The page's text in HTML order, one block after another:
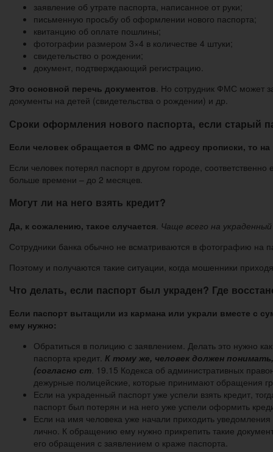
заявление об утрате паспорта, написанное от руки;
письменную просьбу об оформлении нового паспорта;
квитанцию об оплате пошлины;
фотографии размером 3×4 в количестве 4 штуки;
свидетельство о рождении;
документ, подтверждающий регистрацию.
Это основной перечь документов. Но сотрудник ФМС может
документы на детей (свидетельства о рождении) и др.
Сроки оформления нового паспорта, если старый
Если человек обращается в ФМС по адресу прописки, то
Если человек потерял паспорт в другом городе,
больше времени – до 2 месяцев.
Могут ли на него взять кредит?
Да, к сожалению, такое случается Чаще всего на
Сотрудники банка обычно не всматриваются в фотографию на
Поэтому и получаются такие ситуации, когда мошенники
Что делать, если паспорт был украден? Где
Если паспорт вытащили из кармана или украли вместе с
ему нужно:
Обратиться в полицию с заявлением. Делать это нужно
паспорта кредит. К тому же, человек должен
(согласно ст. 19.15 Кодекса об административных
дежурные полицейские, которые принимают обращения
Если на украденный паспорт уже успели взять кредит,
паспорт был потерян и на него уже успели оформить
Если на имя человека уже начали приходить
лично. К обращению ему нужно прикрепить такие
его обращения с заявлением о краже паспорта.